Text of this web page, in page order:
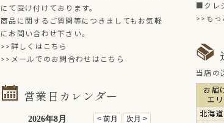
にて受け付けております。
商品に関するご質問等につきましてもお気軽
にお問い合わせ下さい。
>>詳しくはこちら
>>メールでのお問合わせはこちら
営業日カレンダー
■クレ
>>もっ
当店の
お届
エ
北海道